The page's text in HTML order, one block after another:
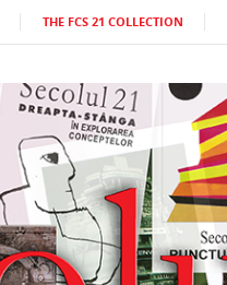
THE FCS 21 COLLECTION